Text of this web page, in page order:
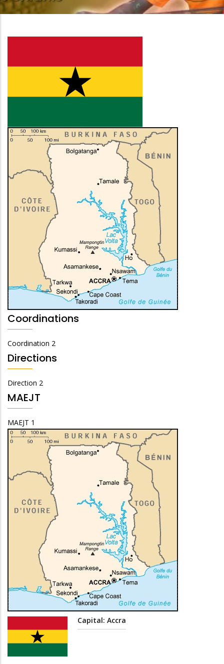
Coordinations
Coordination 2
Directions
Direction 2
MAEJT
MAEJT 1
Capital: Accra